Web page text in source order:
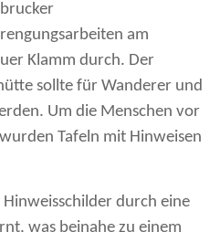
am
Klamm durch. Der
sollte für Wanderer und
Um die Menschen vor
Tafeln mit Hinweisen
durch eine
was beinahe zu einem